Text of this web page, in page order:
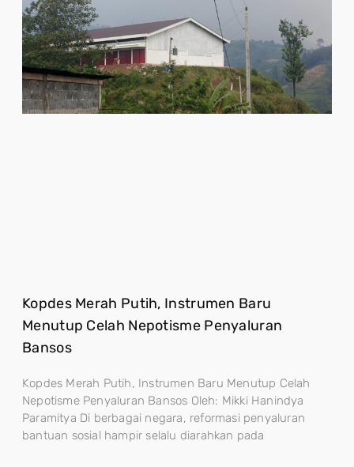
Kopdes Merah Putih, Instrumen Baru
Menutup Celah Nepotisme Penyaluran
Bansos
Kopdes Merah Putih, Instrumen Baru Menutup Celah
Nepotisme Penyaluran Bansos Oleh: Mikki Hanindya
Paramitya Di berbagai negara, reformasi penyaluran
bantuan sosial hampir selalu diarahkan pada